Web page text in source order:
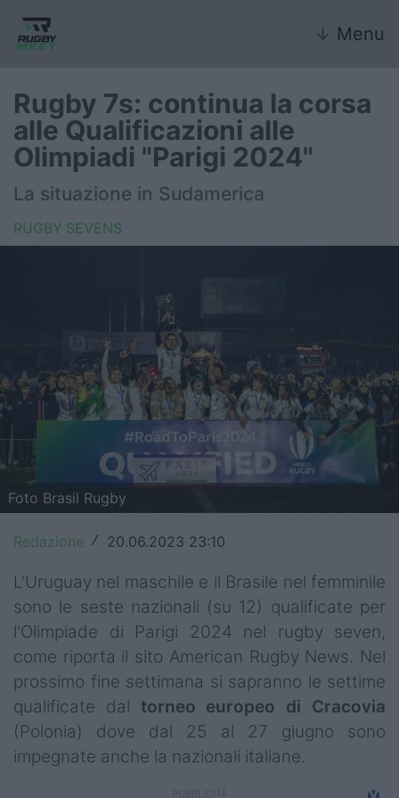
↓ Menu
Nazionale
Nazionali giovanili
Rugby Sevens
6 Nazioni
United Rugby Championship
Top14
Premiership
Champions Cup
Challenge Cup
World Rugby
Rugby World Cup
Super Rugby
Rugby in TV
Mercato
Rugby 7s: continua la corsa
alle Qualificazioni alle
Olimpiadi "Parigi 2024"
La situazione in Sudamerica
RUGBY SEVENS
Foto Brasil Rugby
Redazione / 20.06.2023 23:10
L'Uruguay nel maschile e il Brasile nel femminile
sono le seste nazionali (su 12) qualificate per
l'Olimpiade di Parigi 2024 nel rugby seven,
come riporta il sito American Rugby News. Nel
prossimo fine settimana si sapranno le settime
qualificate dal torneo europeo di
Cracovia
(Polonia) dove dal 25 al 27 giugno sono
impegnate anche la nazionali italiane.